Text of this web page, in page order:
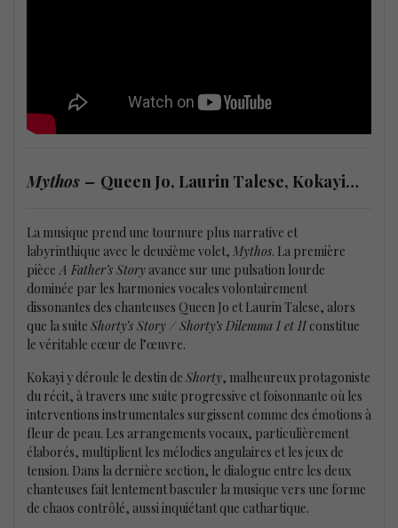
Mythos – Queen Jo, Laurin Talese, Kokayi…
La musique prend une tournure plus narrative et
labyrinthique avec le deuxième volet, Mythos. La première
pièce A Father’s Story avance sur une pulsation lourde
dominée par les harmonies vocales volontairement
dissonantes des chanteuses Queen Jo et Laurin Talese, alors
que la suite Shorty’s Story / Shorty’s Dilemma I et II constitue
le véritable cœur de l’œuvre.
Kokayi y déroule le destin de Shorty, malheureux protagoniste
du récit, à travers une suite progressive et foisonnante où les
interventions instrumentales surgissent comme des émotions à
fleur de peau. Les arrangements vocaux, particulièrement
élaborés, multiplient les mélodies angulaires et les jeux de
tension. Dans la dernière section, le dialogue entre les deux
chanteuses fait lentement basculer la musique vers une forme
de chaos contrôlé, aussi inquiétant que cathartique.